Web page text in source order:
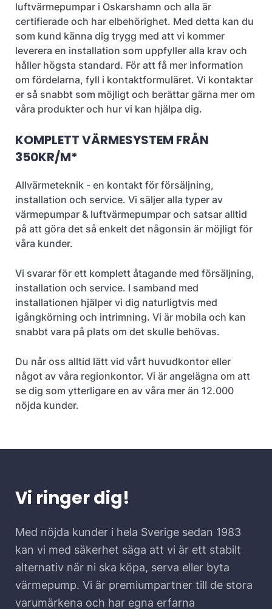
luftvärmepumpar i Oskarshamn och alla är
certifierade och har elbehörighet. Med detta kan du
som kund känna dig trygg med att vi kommer
leverera en installation som uppfyller alla krav och
håller högsta standard. För att få mer information
om fördelarna, fyll i kontaktformuläret. Vi kontaktar
er så snabbt som möjligt och berättar gärna mer om
våra produkter och hur vi kan hjälpa dig.
KOMPLETT VÄRMESYSTEM FRÅN
350KR/M*
Allvärmeteknik - en kontakt för försäljning,
installation och service. Vi säljer alla typer av
värmepumpar & luftvärmepumpar och satsar alltid
på att göra det så enkelt det någonsin är möjligt för
våra kunder.
Vi svarar för ett komplett åtagande med försäljning,
installation och service. I samband med
installationen hjälper vi dig naturligtvis med
igångkörning och intrimning. Vi är mobila och kan
snabbt vara på plats om det skulle behövas.
Du når oss alltid lätt vid vårt huvudkontor eller
något av våra regionkontor. Vi är angelägna om att
se dig som ytterligare en av våra mer än 12.000
nöjda kunder.
Vi ringer dig!
Med nöjda kunder i hela Sverige sedan 1983
kan vi med säkerhet säga att vi är ett stabilt
alternativ när ni ska köpa, serva eller byta
värmepump. Vi är premiumpartner till de stora
varumärkena och har egna erfarna